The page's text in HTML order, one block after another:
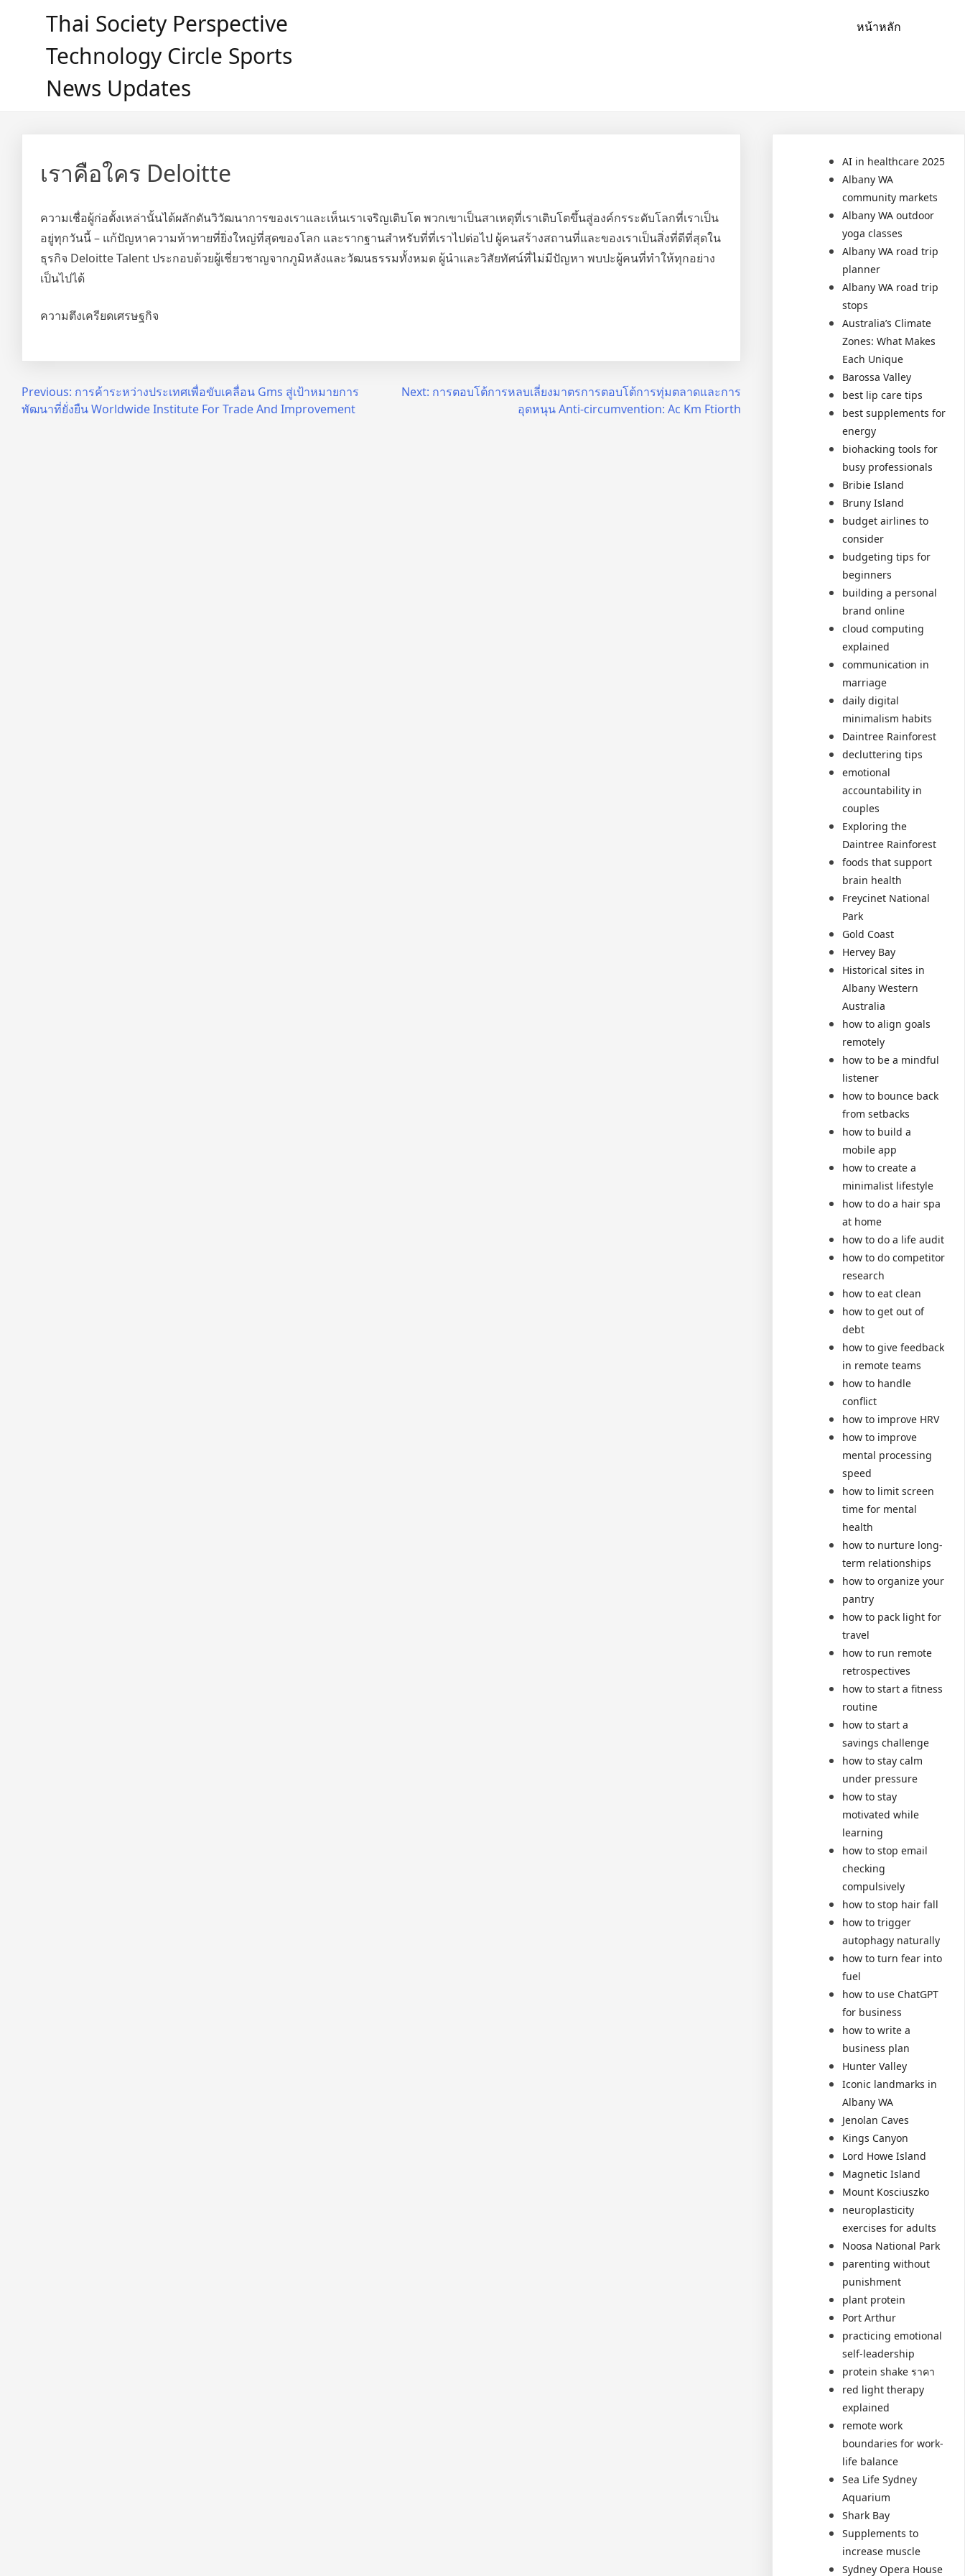
Thai Society Perspective
Technology Circle Sports
News Updates
หน้าหลัก
เราคือใคร Deloitte
ความเชื่อผู้ก่อตั้งเหล่านั้นได้ผลักดันวิวัฒนาการของเราและเห็นเราเจริญเติบโต พวกเขาเป็นสาเหตุที่เราเติบโตขึ้นสู่องค์กรระดับโลกที่เราเป็น
อยู่ทุกวันนี้ – แก้ปัญหาความท้าทายที่ยิ่งใหญ่ที่สุดของโลก และรากฐานสำหรับที่ที่เราไปต่อไป ผู้คนสร้างสถานที่และของเราเป็นสิ่งที่ดีที่สุดใน
ธุรกิจ Deloitte Talent ประกอบด้วยผู้เชี่ยวชาญจากภูมิหลังและวัฒนธรรมทั้งหมด ผู้นำและวิสัยทัศน์ที่ไม่มีปัญหา พบปะผู้คนที่ทำให้ทุกอย่าง
เป็นไปได้
ความตึงเครียดเศรษฐกิจ
Post
navigation
Previous: การค้าระหว่างประเทศเพื่อขับเคลื่อน Gms สู่เป้าหมายการ
พัฒนาที่ยั่งยืน Worldwide Institute For Trade And Improvement
Next: การตอบโต้การหลบเลี่ยงมาตรการตอบโต้การทุ่มตลาดและการ
อุดหนุน Anti-circumvention: Ac Km Ftiorth
AI in healthcare 2025
Albany WA
community markets
Albany WA outdoor
yoga classes
Albany WA road trip
planner
Albany WA road trip
stops
Australia’s Climate
Zones: What Makes
Each Unique
Barossa Valley
best lip care tips
best supplements for
energy
biohacking tools for
busy professionals
Bribie Island
Bruny Island
budget airlines to
consider
budgeting tips for
beginners
building a personal
brand online
cloud computing
explained
communication in
marriage
daily digital
minimalism habits
Daintree Rainforest
decluttering tips
emotional
accountability in
couples
Exploring the
Daintree Rainforest
foods that support
brain health
Freycinet National
Park
Gold Coast
Hervey Bay
Historical sites in
Albany Western
Australia
how to align goals
remotely
how to be a mindful
listener
how to bounce back
from setbacks
how to build a
mobile app
how to create a
minimalist lifestyle
how to do a hair spa
at home
how to do a life audit
how to do competitor
research
how to eat clean
how to get out of
debt
how to give feedback
in remote teams
how to handle
conflict
how to improve HRV
how to improve
mental processing
speed
how to limit screen
time for mental
health
how to nurture long-
term relationships
how to organize your
pantry
how to pack light for
travel
how to run remote
retrospectives
how to start a fitness
routine
how to start a
savings challenge
how to stay calm
under pressure
how to stay
motivated while
learning
how to stop email
checking
compulsively
how to stop hair fall
how to trigger
autophagy naturally
how to turn fear into
fuel
how to use ChatGPT
for business
how to write a
business plan
Hunter Valley
Iconic landmarks in
Albany WA
Jenolan Caves
Kings Canyon
Lord Howe Island
Magnetic Island
Mount Kosciuszko
neuroplasticity
exercises for adults
Noosa National Park
parenting without
punishment
plant protein
Port Arthur
practicing emotional
self-leadership
protein shake ราคา
red light therapy
explained
remote work
boundaries for work-
life balance
Sea Life Sydney
Aquarium
Shark Bay
Supplements to
increase muscle
Sydney Opera House